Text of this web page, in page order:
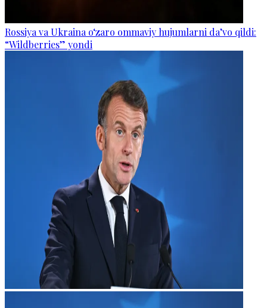
Rossiya va Ukraina o‘zaro ommaviy hujumlarni da’vo qildi:
“Wildberries” yondi